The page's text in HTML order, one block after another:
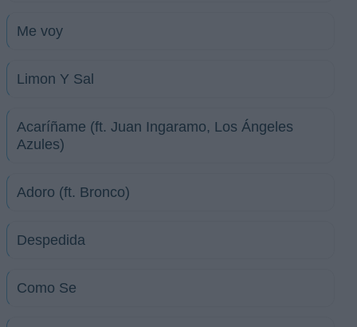
Me voy
Limon Y Sal
Acaríñame (ft. Juan Ingaramo, Los Ángeles
Azules)
Adoro (ft. Bronco)
Despedida
Como Se